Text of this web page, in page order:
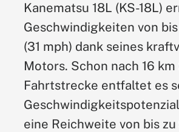
Kanematsu 18L (KS-18L)
Geschwindigkeiten von
(31 mph) dank seines
Motors. Schon nach 16 km
Fahrtstrecke entfaltet es
eine Reichweite von bis